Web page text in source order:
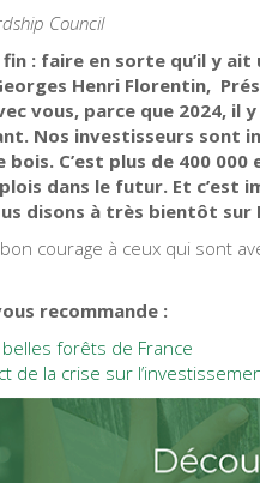
Council
fin : faire en sorte qu’il y
Henri Florentin,
vous, parce que 2024, il
Nos investisseurs sont
C’est plus de 400 000
dans le futur. Et
disons à très bientôt sur
courage à ceux qui sont
recommande :
forêts de France
de la crise sur